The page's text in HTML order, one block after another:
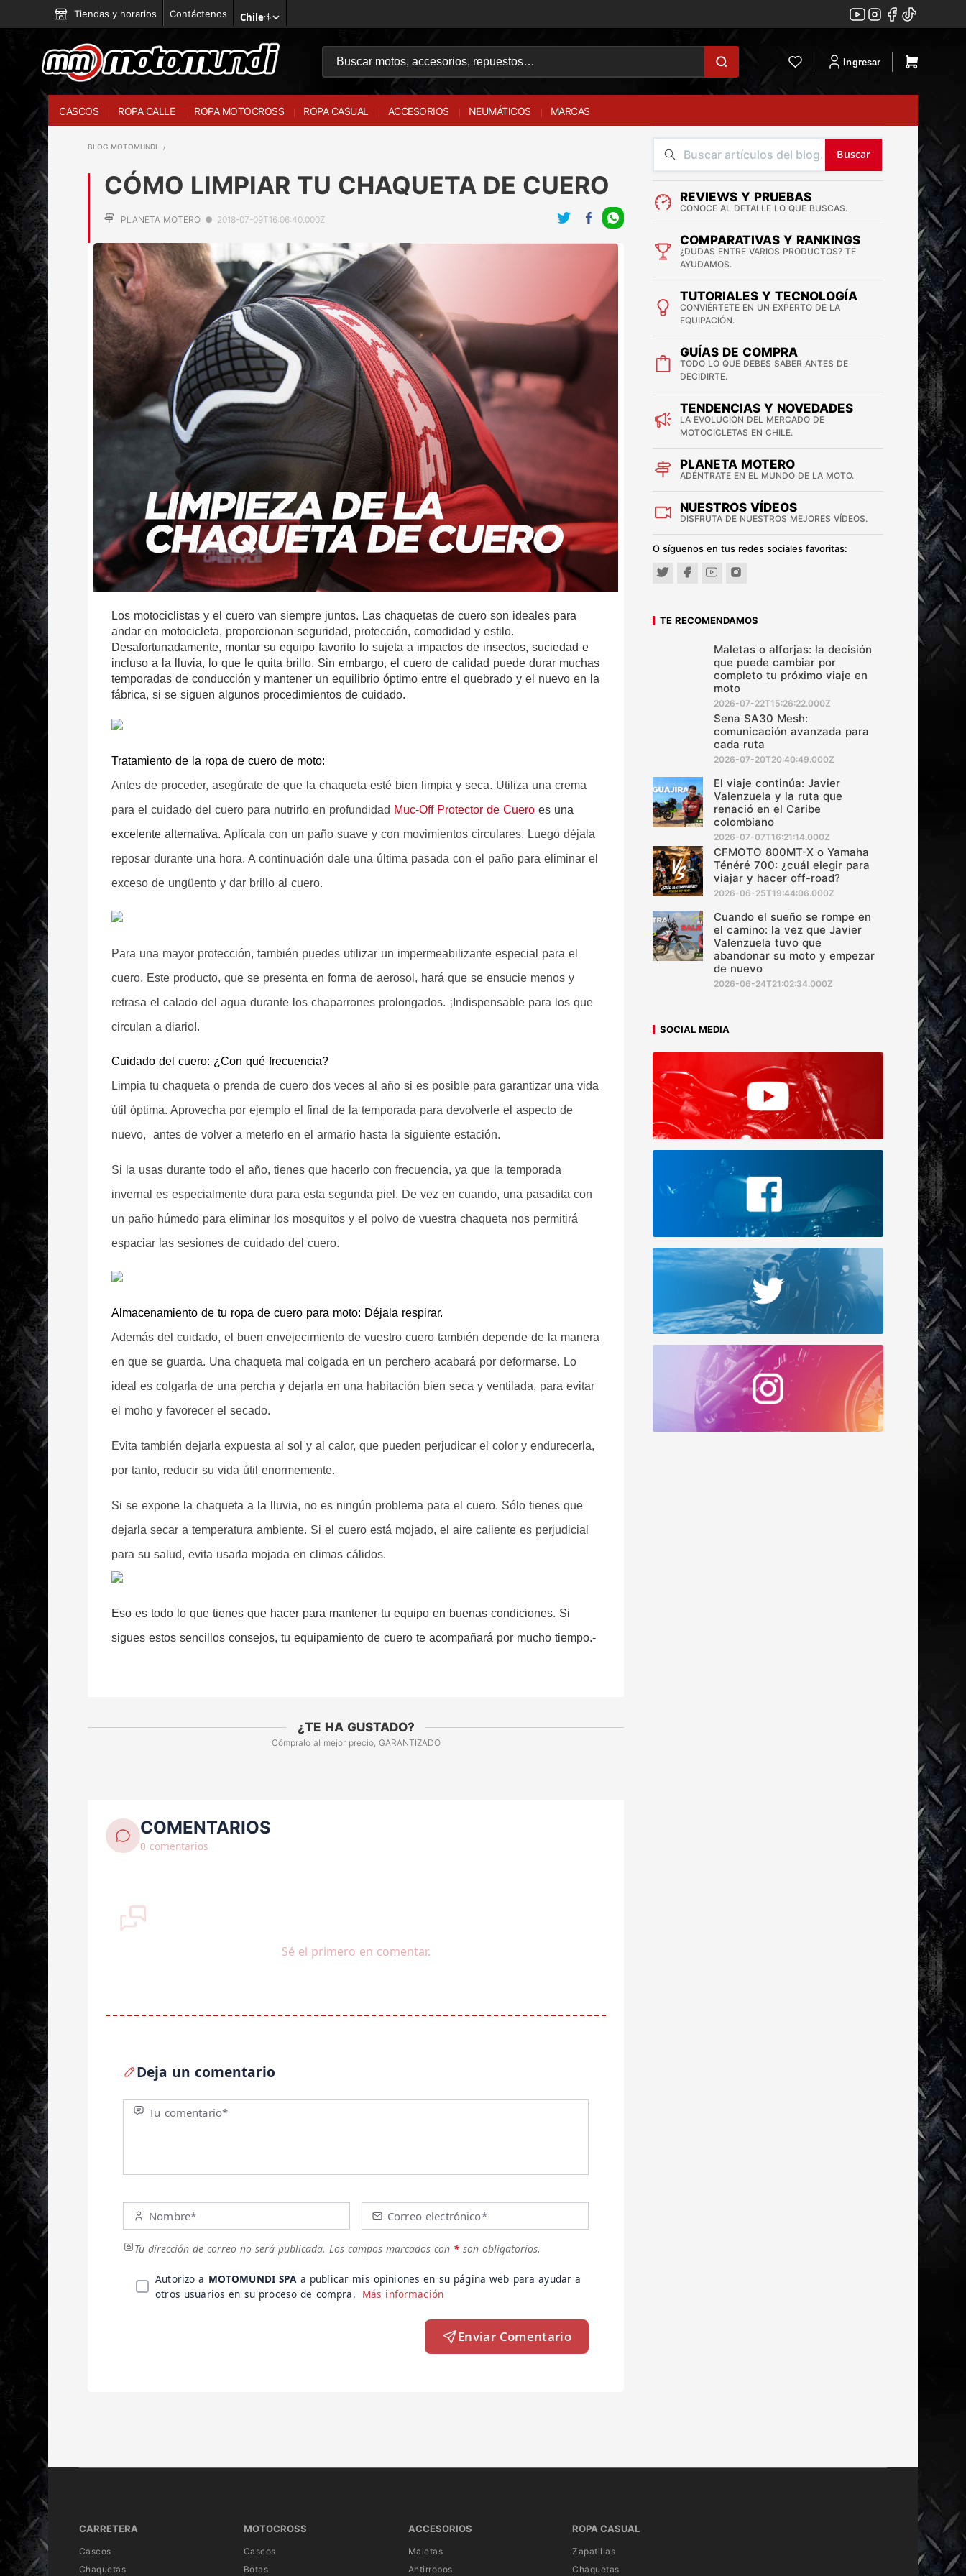
Tiendas y horarios Contáctenos Chile·$
Ingresar
CASCOS ROPA CALLE ROPA MOTOCROSS ROPA CASUAL ACCESORIOS NEUMÁTICOS MARCAS
BLOG MOTOMUNDI
CÓMO LIMPIAR TU CHAQUETA DE CUERO
PLANETA MOTERO ● 2018-07-09T16:06:40.000Z
Los motociclistas y el cuero van siempre juntos. Las chaquetas de cuero son ideales para
andar en motocicleta, proporcionan seguridad, protección, comodidad y estilo.
Desafortunadamente, montar su equipo favorito lo sujeta a impactos de insectos, suciedad e
incluso a la lluvia, lo que le quita brillo. Sin embargo, el cuero de calidad puede durar muchas
temporadas de conducción y mantener un equilibrio óptimo entre el quebrado y el nuevo en la
fábrica, si se siguen algunos procedimientos de cuidado.
Tratamiento de la ropa de cuero de moto:
Antes de proceder, asegúrate de que la chaqueta esté bien limpia y seca. Utiliza una crema
para el cuidado del cuero para nutrirlo en profundidad Muc-Off Protector de Cuero es una
excelente alternativa. Aplícala con un paño suave y con movimientos circulares. Luego déjala
reposar durante una hora. A continuación dale una última pasada con el paño para eliminar el
exceso de ungüento y dar brillo al cuero.
Para una mayor protección, también puedes utilizar un impermeabilizante especial para el
cuero. Este producto, que se presenta en forma de aerosol, hará que se ensucie menos y
retrasa el calado del agua durante los chaparrones prolongados. ¡Indispensable para los que
circulan a diario!.
Cuidado del cuero: ¿Con qué frecuencia?
Limpia tu chaqueta o prenda de cuero dos veces al año si es posible para garantizar una vida
útil óptima. Aprovecha por ejemplo el final de la temporada para devolverle el aspecto de
nuevo,  antes de volver a meterlo en el armario hasta la siguiente estación.
Si la usas durante todo el año, tienes que hacerlo con frecuencia, ya que la temporada
invernal es especialmente dura para esta segunda piel. De vez en cuando, una pasadita con
un paño húmedo para eliminar los mosquitos y el polvo de vuestra chaqueta nos permitirá
espaciar las sesiones de cuidado del cuero.
Almacenamiento de tu ropa de cuero para moto: Déjala respirar.
Además del cuidado, el buen envejecimiento de vuestro cuero también depende de la manera
en que se guarda. Una chaqueta mal colgada en un perchero acabará por deformarse. Lo
ideal es colgarla de una percha y dejarla en una habitación bien seca y ventilada, para evitar
el moho y favorecer el secado.
Evita también dejarla expuesta al sol y al calor, que pueden perjudicar el color y endurecerla,
por tanto, reducir su vida útil enormemente.
Si se expone la chaqueta a la lluvia, no es ningún problema para el cuero. Sólo tienes que
dejarla secar a temperatura ambiente. Si el cuero está mojado, el aire caliente es perjudicial
Eso es todo lo que tienes que hacer para mantener tu equipo en buenas condiciones. Si
sigues estos sencillos consejos, tu equipamiento de cuero te acompañará por mucho tiempo.-
¿TE HA GUSTADO?
Cómpralo al mejor precio, GARANTIZADO
COMENTARIOS
0 comentarios
Sé el primero en comentar.
Deja un comentario
Tu comentario*
Nombre* Correo electrónico*
Tu dirección de correo no será publicada. Los campos marcados con * son obligatorios.
Autorizo a MOTOMUNDI SPA a publicar mis opiniones en su página web para ayudar a
otros usuarios en su proceso de compra. Más información
Enviar Comentario
Buscar
REVIEWS Y PRUEBAS
CONOCE AL DETALLE LO QUE BUSCAS.
COMPARATIVAS Y RANKINGS
¿DUDAS ENTRE VARIOS PRODUCTOS? TE
AYUDAMOS.
TUTORIALES Y TECNOLOGÍA
CONVIÉRTETE EN UN EXPERTO DE LA
EQUIPACIÓN.
GUÍAS DE COMPRA
TODO LO QUE DEBES SABER ANTES DE
DECIDIRTE.
TENDENCIAS Y NOVEDADES
LA EVOLUCIÓN DEL MERCADO DE
MOTOCICLETAS EN CHILE.
PLANETA MOTERO
ADÉNTRATE EN EL MUNDO DE LA MOTO.
NUESTROS VÍDEOS
DISFRUTA DE NUESTROS MEJORES VÍDEOS.
O síguenos en tus redes sociales favoritas:
TE RECOMENDAMOS
Maletas o alforjas: la decisión
que puede cambiar por
completo tu próximo viaje en
moto
2026-07-22T15:26:22.000Z
Sena SA30 Mesh:
comunicación avanzada para
cada ruta
2026-07-20T20:40:49.000Z
El viaje continúa: Javier
Valenzuela y la ruta que
renació en el Caribe
colombiano
2026-07-07T16:21:14.000Z
CFMOTO 800MT-X o Yamaha
Ténéré 700: ¿cuál elegir para
viajar y hacer off-road?
2026-06-25T19:44:06.000Z
Cuando el sueño se rompe en
el camino: la vez que Javier
Valenzuela tuvo que
abandonar su moto y empezar
de nuevo
2026-06-24T21:02:34.000Z
SOCIAL MEDIA
CARRETERA
Cascos
Chaquetas
MOTOCROSS
Cascos
Botas
ACCESORIOS
Maletas
Antirrobos
ROPA CASUAL
Zapatillas
Chaquetas